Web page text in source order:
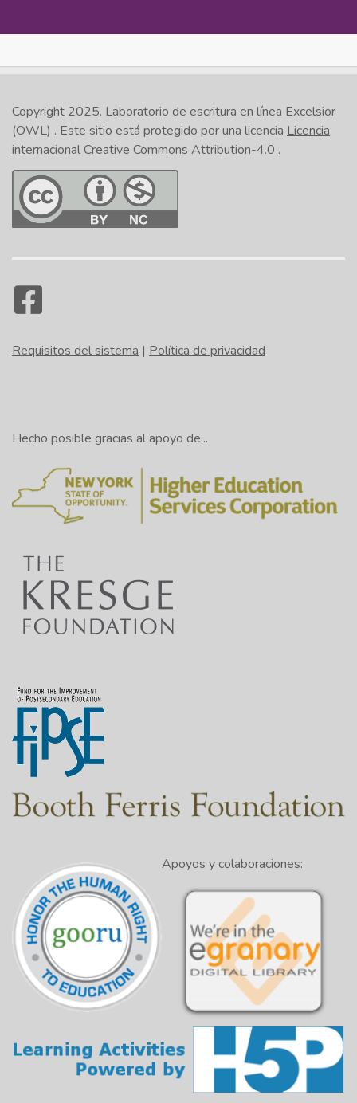
Copyright 2025. Laboratorio de escritura en línea Excelsior
(OWL) . Este sitio está protegido por una licencia Licencia
internacional Creative Commons Attribution-4.0 .
Requisitos del sistema | Política de privacidad
Hecho posible gracias al apoyo de...
Apoyos y colaboraciones: